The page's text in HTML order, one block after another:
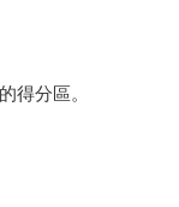
得分區。